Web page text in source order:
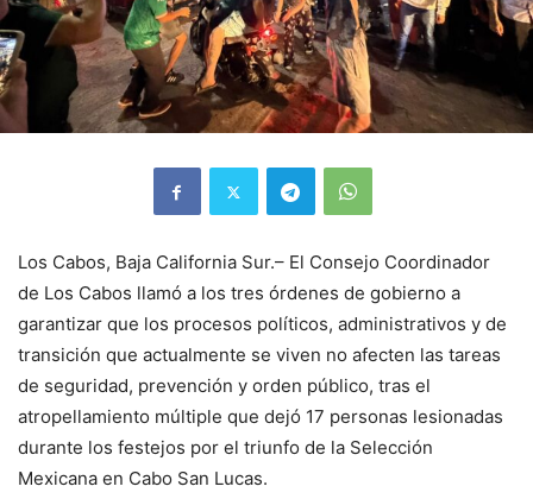
Los Cabos, Baja California Sur.– El Consejo Coordinador
de Los Cabos llamó a los tres órdenes de gobierno a
garantizar que los procesos políticos, administrativos y de
transición que actualmente se viven no afecten las tareas
de seguridad, prevención y orden público, tras el
atropellamiento múltiple que dejó 17 personas lesionadas
durante los festejos por el triunfo de la Selección
Mexicana en Cabo San Lucas.